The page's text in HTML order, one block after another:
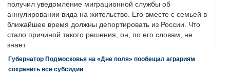
получил уведомление миграционной службы об
аннулировании вида на жительство. Его вместе с семьей в
ближайшее время должны депортировать из России. Что
стало причиной такого решения, он, по его словам, не
знает.
Губернатор Подмосковья на «Дне поля» пообещал аграриям
сохранить все субсидии